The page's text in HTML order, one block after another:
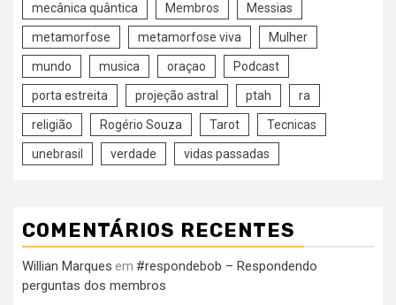
mecânica quântica Membros Messias
metamorfose metamorfose viva Mulher
mundo musica oraçao Podcast
porta estreita projeção astral ptah ra
religião Rogério Souza Tarot Tecnicas
unebrasil verdade vidas passadas
COMENTÁRIOS RECENTES
Willian Marques em #respondebob – Respondendo
perguntas dos membros